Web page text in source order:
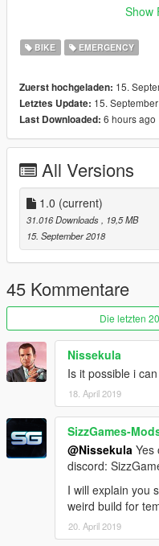
Converted by: Thehurk
Skin: SizzGamesMods - Iddo
Textures: SizzGamesMods
Collisions: Thehurk
Police extra things:
Screenshots:
Show
BIKE EMERGENCY
Zuerst hochgeladen: 15.
Letztes Update: 15.
Last Downloaded: 6 hours ago
All Versions
1.0 (current)
31.016 Downloads, 19,5 MB
15. September 2018
45 Kommentare
Die letzten
Nissekula
Is it possible i
18. April 2019
SizzGames-
@Nissekula Yes
discord:
I will explain you
weird build for
20. April 2019